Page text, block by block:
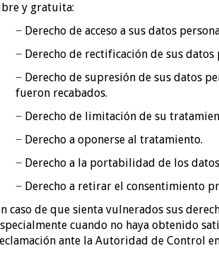
y gratuita:
− Derecho de acceso a sus datos
− Derecho de rectificación de sus
− Derecho de supresión de sus datos
fueron recabados.
− Derecho de limitación de su
− Derecho a oponerse al tratamiento.
− Derecho a la portabilidad de los
− Derecho a retirar el consentimiento
caso de que sienta vulnerados sus
cuando no haya obtenido
ante la Autoridad de Control